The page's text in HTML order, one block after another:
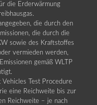
die Erderwärmung
die durch den
die durch die
sowie des Kraftstoffes
vermieden werden,
gemäß WLTP
Test Procedure
eine Reichweite bis zur
Reichweite – je nach